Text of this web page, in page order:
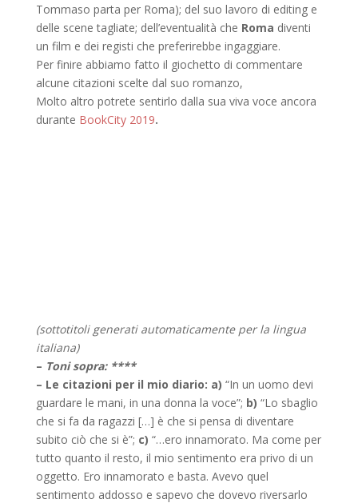
Tommaso parta per Roma); del suo lavoro di editing e
delle scene tagliate; dell’eventualità che Roma diventi
un film e dei registi che preferirebbe ingaggiare.
Per finire abbiamo fatto il giochetto di commentare
alcune citazioni scelte dal suo romanzo,
Molto altro potrete sentirlo dalla sua viva voce ancora
durante BookCity 2019.
(sottotitoli generati automaticamente per la lingua
italiana)
– Toni sopra: ****
– Le citazioni per il mio diario: a) “In un uomo devi
guardare le mani, in una donna la voce”; b) “Lo sbaglio
che si fa da ragazzi […] è che si pensa di diventare
subito ciò che si è”; c) “…ero innamorato. Ma come per
tutto quanto il resto, il mio sentimento era privo di un
oggetto. Ero innamorato e basta. Avevo quel
sentimento addosso e sapevo che dovevo riversarlo